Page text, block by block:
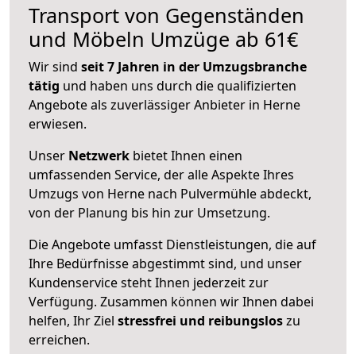
Transport von Gegenständen
und Möbeln Umzüge ab 61€
Wir sind seit 7 Jahren in der Umzugsbranche
tätig und haben uns durch die qualifizierten
Angebote als zuverlässiger Anbieter in Herne
erwiesen.
Unser Netzwerk bietet Ihnen einen
umfassenden Service, der alle Aspekte Ihres
Umzugs von Herne nach Pulvermühle abdeckt,
von der Planung bis hin zur Umsetzung.
Die Angebote umfasst Dienstleistungen, die auf
Ihre Bedürfnisse abgestimmt sind, und unser
Kundenservice steht Ihnen jederzeit zur
Verfügung. Zusammen können wir Ihnen dabei
helfen, Ihr Ziel stressfrei und reibungsloszu
erreichen.